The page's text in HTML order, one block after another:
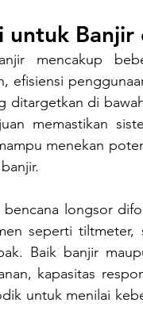
untuk Banjir
efisiensi
ditargetkan di
memastikan
menekan
seperti
Baik banjir
kapasitas
untuk menilai